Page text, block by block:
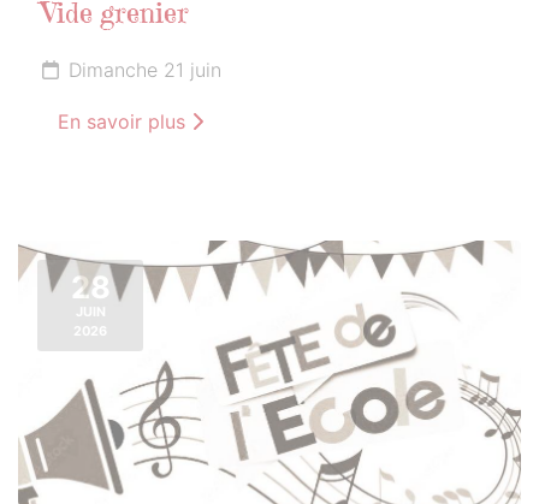
Vide grenier
Dimanche 21 juin
En savoir plus
28
JUIN
2026